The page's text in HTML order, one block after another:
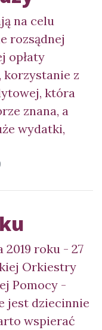
na celu
rozsądnej
opłaty
korzystanie z
która
znana, a
wydatki,
2019 roku - 27
Orkiestry
Pomocy -
jest dziecinnie
wspierać